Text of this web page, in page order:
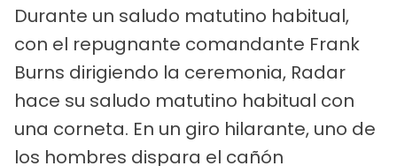
Durante un saludo matutino habitual,
con el repugnante comandante Frank
Burns dirigiendo la ceremonia, Radar
hace su saludo matutino habitual con
una corneta. En un giro hilarante, uno de
los hombres dispara el cañón